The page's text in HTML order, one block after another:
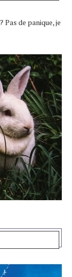
Pas de panique, je